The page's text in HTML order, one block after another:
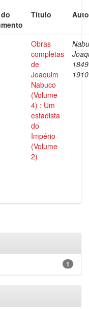
Título
Obras
completas
de
Joaquim
Nabuco
(Volume
4) : Um
estadista
do
Império
(Volume
2)
1910
1